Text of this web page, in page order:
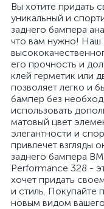
Вы хотите придать
уникальный и
заднего бампера
что вам нужно! Наш
его прочность и
клей герметик или
позволяет легко и
бампер без
использовать
матовый цвет
элегантности и
привлечет
заднего бампера
Performance 328 -
хочет придать
и стиль. Покупайте
новым видом